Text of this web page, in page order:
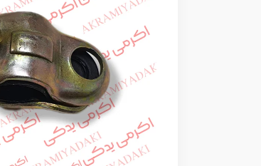
بهترین قیمت در30 روز